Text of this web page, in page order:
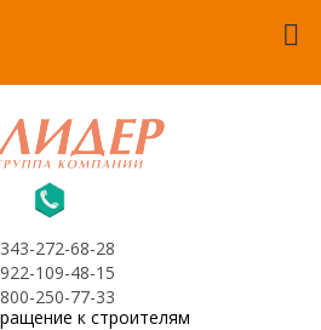
272-68-28
109-48-15
250-77-33
к строителям